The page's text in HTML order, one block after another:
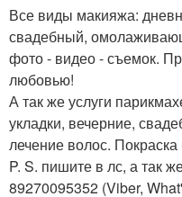
Все виды макияжа:
свадебный,
фото - видео - съемок.
любовью!
А так же услуги
укладки, вечерние,
лечение волос.
P. S. пишите в лс, а так
89270095352 (Viber,